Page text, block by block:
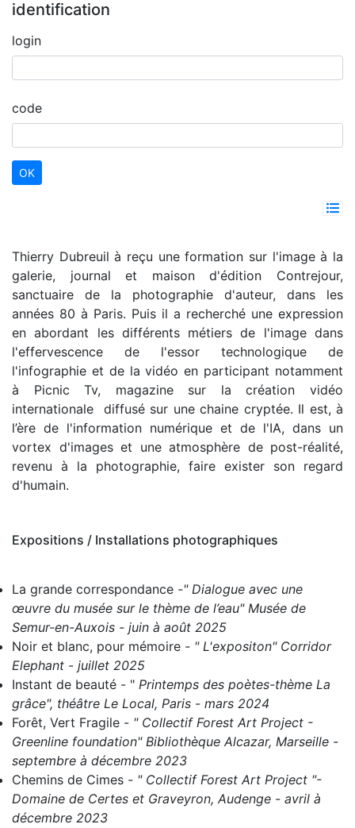
identification
login
code
Thierry Dubreuil à reçu une formation sur l'image à la
galerie, journal et maison d'édition Contrejour,
sanctuaire de la photographie d'auteur, dans les
années 80 à Paris. Puis il a recherché une expression
en abordant les différents métiers de l'image dans
l'effervescence de l'essor technologique de
l'infographie et de la vidéo en participant notamment
à Picnic Tv, magazine sur la création vidéo
internationale diffusé sur une chaine cryptée. Il est, à
l’ère de l'information numérique et de l'IA, dans un
vortex d'images et une atmosphère de post-réalité,
revenu à la photographie, faire exister son regard
d'humain.
Expositions / Installations photographiques
La grande correspondance -" Dialogue avec une
œuvre du musée sur le thème de l’eau" Musée de
Semur-en-Auxois - juin à août 2025
Noir et blanc, pour mémoire - " L'expositon" Corridor
Elephant - juillet 2025
Instant de beauté - " Printemps des poètes-thème La
grâce", théâtre Le Local, Paris - mars 2024
Forêt, Vert Fragile - " Collectif Forest Art Project -
Greenline foundation" Bibliothèque Alcazar, Marseille -
septembre à décembre 2023
Chemins de Cimes - " Collectif Forest Art Project "-
Domaine de Certes et Graveyron, Audenge - avril à
décembre 2023